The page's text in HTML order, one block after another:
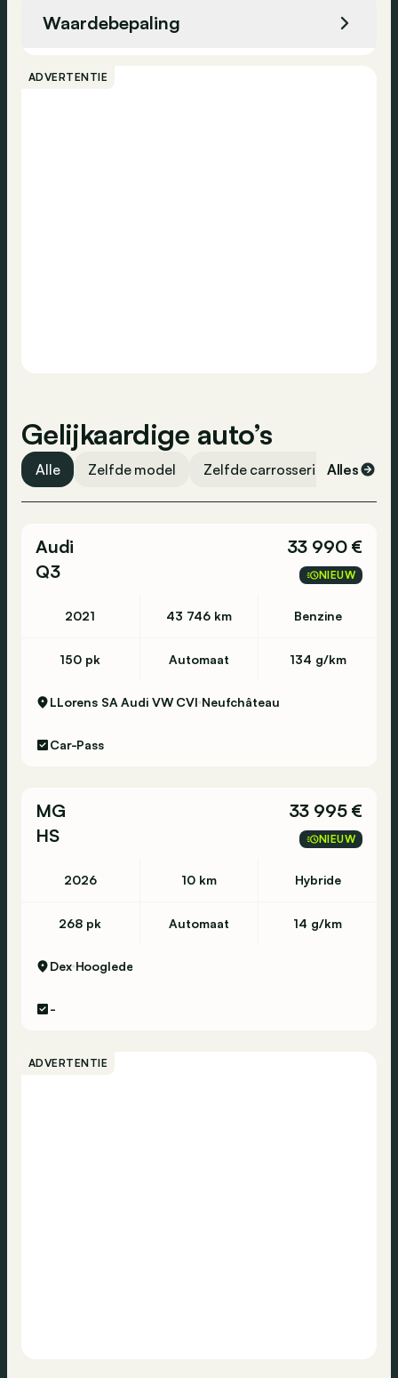
Boorddocumentatie Nederlands 08KA
08R3 COC EXTRA UITRUSTING 08R9
Waardebepaling
ADVERTENTIE
Gelijkaardige auto’s
Alle Zelfde model Zelfde carrosserievorm
Alles
Audi
Q3
33 990 €
NIEUW
2021 43 746 km Benzine
150 pk Automaat 134 g/km
LLorens SA Audi VW CVI Neufchâteau
Car-Pass
MG
HS
33 995 €
NIEUW
2026 10 km Hybride
268 pk Automaat 14 g/km
Dex Hooglede
-
ADVERTENTIE